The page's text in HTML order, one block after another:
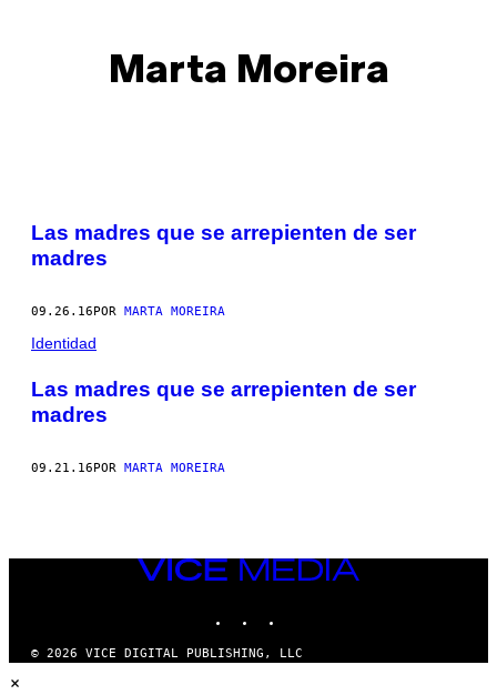
Marta Moreira
POSTS
BY
AUTHOR
Las madres que se arrepienten de ser
madres
09.26.16POR MARTA MOREIRA
Identidad
Las madres que se arrepienten de ser
madres
09.21.16POR MARTA MOREIRA
VICE
MEDIA
© 2026 VICE DIGITAL PUBLISHING, LLC
×